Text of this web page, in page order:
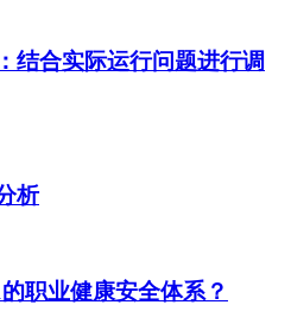
结合实际运行问题进行调
析
职业健康安全体系？